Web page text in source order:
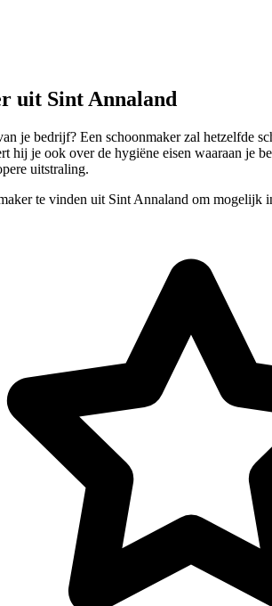
uit Sint Annaland
je bedrijf? Een schoonmaker zal
hij je ook over de hygiëne eisen waaraan je
uitstraling.
te vinden uit Sint Annaland om mogelijk